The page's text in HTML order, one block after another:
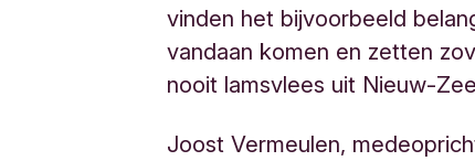
vinden het bijvoorbeeld
vandaan komen en zetten
nooit lamsvlees uit Nieuw-
Joost Vermeulen,